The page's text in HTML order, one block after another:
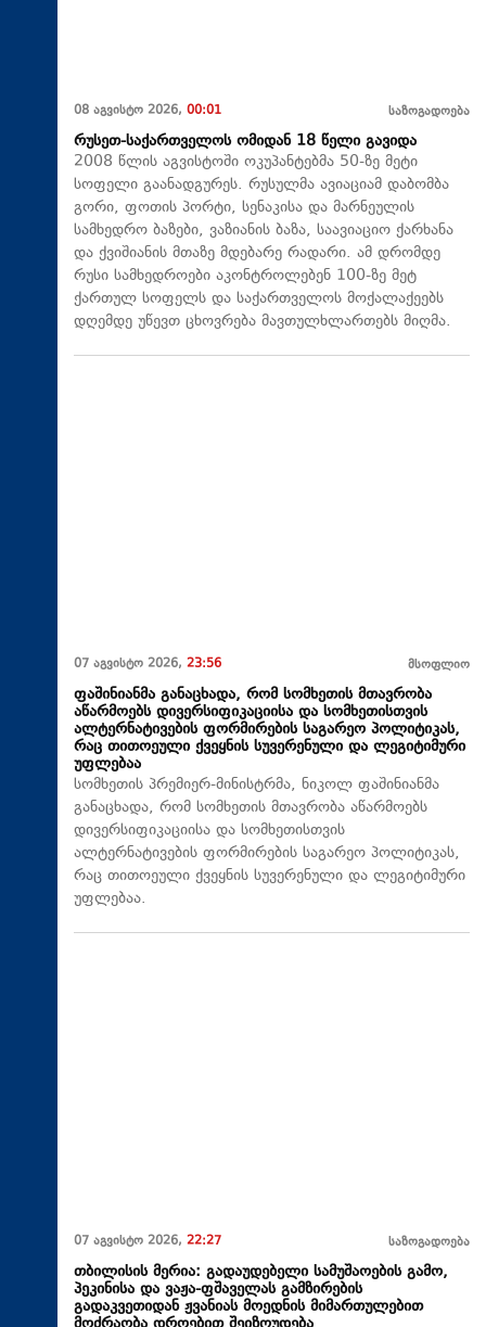
08 აგვისტო 2026, 00:01 საზოგადოება
რუსეთ-საქართველოს ომიდან 18 წელი გავიდა
2008 წლის აგვისტოში ოკუპანტებმა 50-ზე მეტი
სოფელი გაანადგურეს. რუსულმა ავიაციამ დაბომბა
გორი, ფოთის პორტი, სენაკისა და მარნეულის
სამხედრო ბაზები, ვაზიანის ბაზა, საავიაციო ქარხანა
და ქვიშიანის მთაზე მდებარე რადარი. ამ დრომდე
რუსი სამხედროები აკონტროლებენ 100-ზე მეტ
ქართულ სოფელს და საქართველოს მოქალაქეებს
დღემდე უწევთ ცხოვრება მავთულხლართებს მიღმა.
07 აგვისტო 2026, 23:56 მსოფლიო
ფაშინიანმა განაცხადა, რომ სომხეთის მთავრობა
აწარმოებს დივერსიფიკაციისა და სომხეთისთვის
ალტერნატივების ფორმირების საგარეო პოლიტიკას,
რაც თითოეული ქვეყნის სუვერენული და ლეგიტიმური
უფლებაა
სომხეთის პრემიერ-მინისტრმა, ნიკოლ ფაშინიანმა
განაცხადა, რომ სომხეთის მთავრობა აწარმოებს
დივერსიფიკაციისა და სომხეთისთვის
ალტერნატივების ფორმირების საგარეო პოლიტიკას,
რაც თითოეული ქვეყნის სუვერენული და ლეგიტიმური
უფლებაა.
07 აგვისტო 2026, 22:27 საზოგადოება
თბილისის მერია: გადაუდებელი სამუშაოების გამო,
პეკინისა და ვაჟა-ფშაველას გამზირების
გადაკვეთიდან ჟვანიას მოედნის მიმართულებით